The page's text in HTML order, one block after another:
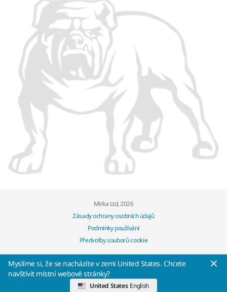
Mirka Ltd, 2026
Zásady ochrany osobních údajů
Podmínky používání
Předvolby souborů cookie
Myslíme si, že se nacházíte v zemi United States. Chcete
navštívit místní webové stránky?
United States English